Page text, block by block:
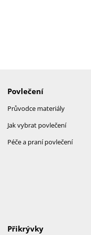
Povlečení
Průvodce materiály
Jak vybrat povlečení
Péče a praní povlečení
Přikrývky